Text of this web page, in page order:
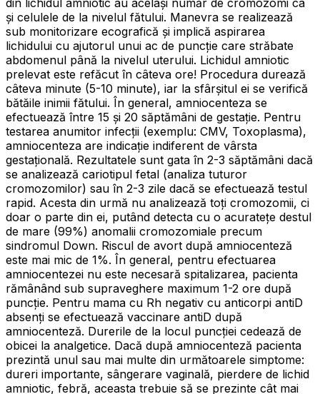
și celulele de la nivelul fătului. Manevra se realizează
sub monitorizare ecografică și implică aspirarea
lichidului cu ajutorul unui ac de puncție care străbate
abdomenul până la nivelul uterului. Lichidul amniotic
prelevat este refăcut în câteva ore! Procedura durează
câteva minute (5-10 minute), iar la sfârșitul ei se verifică
bătăile inimii fătului. În general, amniocenteza se
efectuează între 15 și 20 săptămâni de gestație. Pentru
testarea anumitor infecții (exemplu: CMV, Toxoplasma),
amniocenteza are indicație indiferent de vârsta
gestațională. Rezultatele sunt gata în 2-3 săptămâni dacă
se analizează cariotipul fetal (analiza tuturor
cromozomilor) sau în 2-3 zile dacă se efectuează testul
rapid. Acesta din urmă nu analizează toți cromozomii, ci
doar o parte din ei, putând detecta cu o acuratețe destul
de mare (99%) anomalii cromozomiale precum
sindromul Down. Riscul de avort după amniocenteză
este mai mic de 1%. În general, pentru efectuarea
amniocentezei nu este necesară spitalizarea, pacienta
rămânând sub supraveghere maximum 1-2 ore după
puncție. Pentru mama cu Rh negativ cu anticorpi antiD
absenți se efectuează vaccinare antiD după
amniocenteză. Durerile de la locul puncției cedează de
obicei la analgetice. Dacă după amniocenteză pacienta
prezintă unul sau mai multe din următoarele simptome:
dureri importante, sângerare vaginală, pierdere de lichid
amniotic, febră, aceasta trebuie să se prezinte cât mai